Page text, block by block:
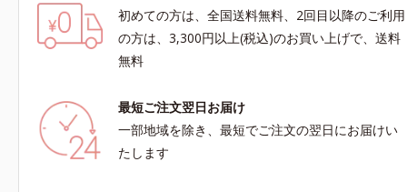
初めての方は、全国送料無料、2回目以降のご利用
の方は、3,300円以上(税込)のお買い上げで、送料
無料
最短ご注文翌日お届け
一部地域を除き、最短でご注文の翌日にお届けい
たします